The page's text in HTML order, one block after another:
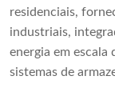
residenciais,
industriais,
energia em escala
sistemas de